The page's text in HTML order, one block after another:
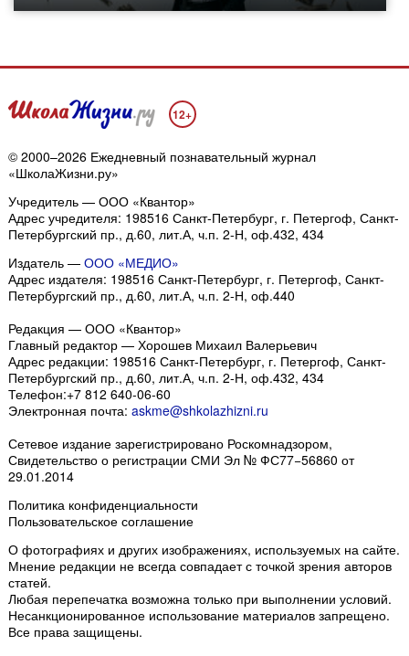
12+
© 2000–2026 Ежедневный познавательный журнал
«ШколаЖизни.ру»
Учредитель — ООО «Квантор»
Адрес учредителя: 198516 Санкт-Петербург, г. Петергоф, Санкт-
Петербургский пр., д.60, лит.А, ч.п. 2-Н, оф.432, 434
Издатель — ООО «МЕДИО»
Адрес издателя: 198516 Санкт-Петербург, г. Петергоф, Санкт-
Петербургский пр., д.60, лит.А, ч.п. 2-Н, оф.440
Редакция — ООО «Квантор»
Главный редактор — Хорошев Михаил Валерьевич
Адрес редакции: 198516 Санкт-Петербург, г. Петергоф, Санкт-
Петербургский пр., д.60, лит.А, ч.п. 2-Н, оф.432, 434
Телефон:+7 812 640-06-60
Электронная почта: askme@shkolazhizni.ru
Сетевое издание зарегистрировано Роскомнадзором,
Свидетельство о регистрации СМИ Эл № ФС77−56860 от
29.01.2014
Политика конфиденциальности
Пользовательское соглашение
О фотографиях и других изображениях, используемых на сайте.
Мнение редакции не всегда совпадает с точкой зрения авторов
статей.
Любая перепечатка возможна только при выполнении условий.
Несанкционированное использование материалов запрещено.
Все права защищены.